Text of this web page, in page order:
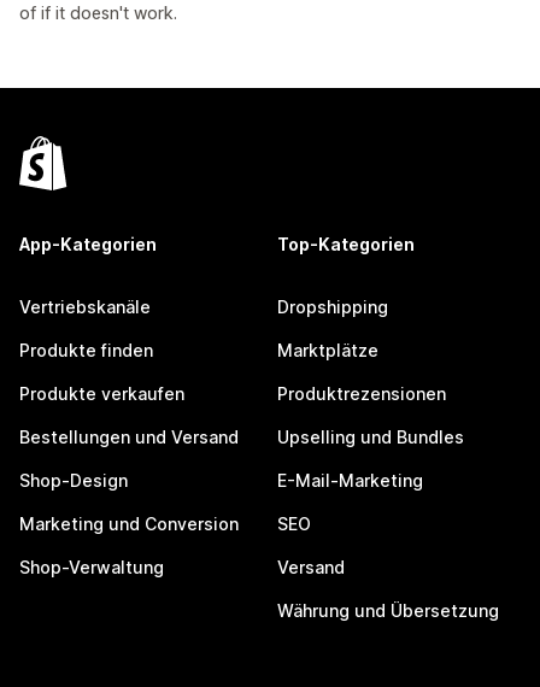
of if it doesn't work.
App-Kategorien
Vertriebskanäle
Produkte finden
Produkte verkaufen
Bestellungen und Versand
Shop-Design
Marketing und Conversion
Shop-Verwaltung
Top-Kategorien
Dropshipping
Marktplätze
Produktrezensionen
Upselling und Bundles
E-Mail-Marketing
SEO
Versand
Währung und Übersetzung